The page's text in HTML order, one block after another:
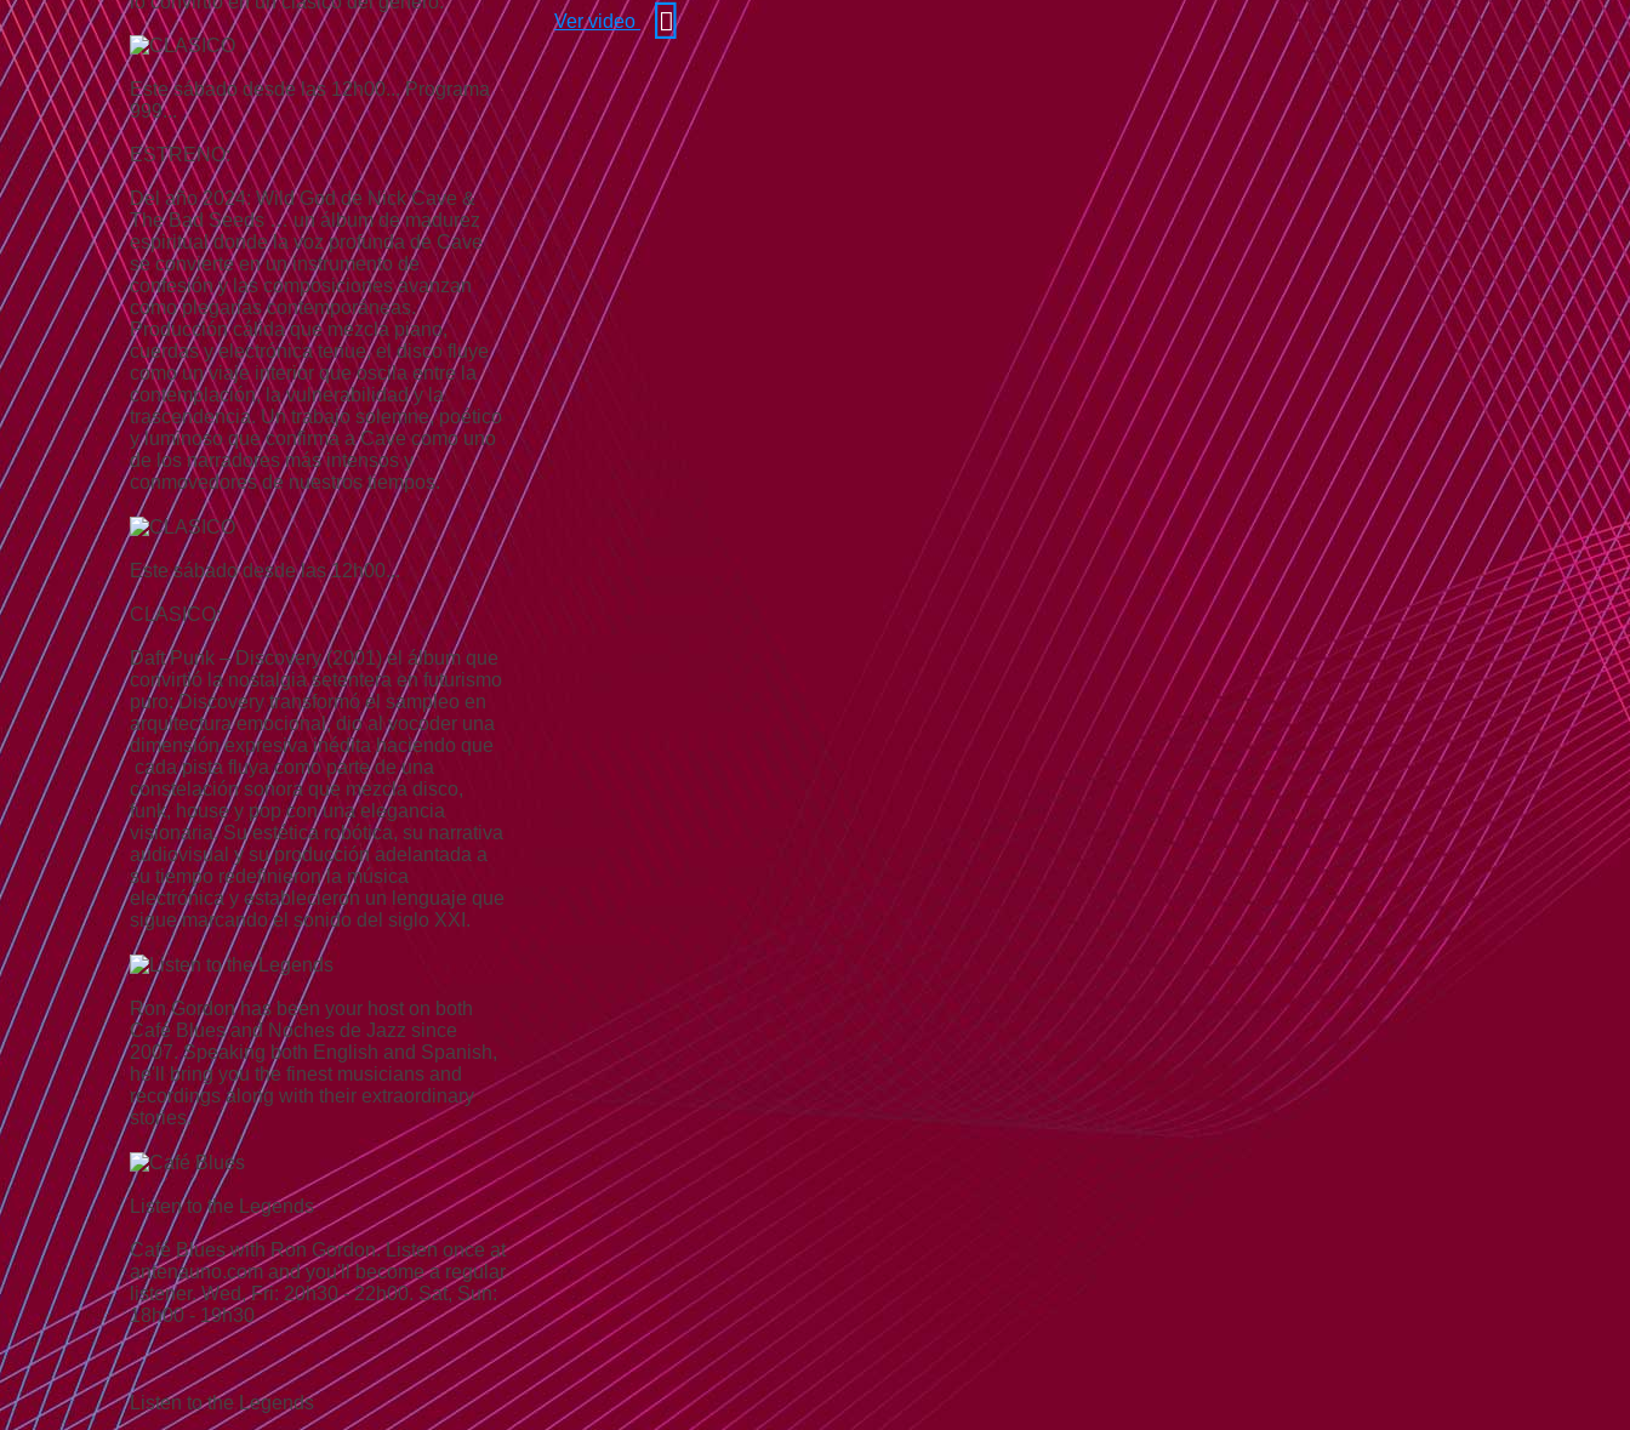
Este sábado desde las 12h00... Programa
999...
ESTRENO:
Del año 2024: Wild God de Nick Cave &
The Bad Seeds … un álbum de madurez
espiritual donde la voz profunda de Cave
se convierte en un instrumento de
confesión y las composiciones avanzan
como plegarias contemporáneas.
Producción cálida que mezcla piano,
cuerdas y electrónica tenue, el disco fluye
como un viaje interior que oscila entre la
contemplación, la vulnerabilidad y la
trascendencia. Un trabajo solemne, poético
y luminoso que confirma a Cave como uno
de los narradores más intensos y
conmovedores de nuestros tiempos.
Este sábado desde las 12h00...
CLASICO:
Daft Punk – Discovery (2001) el álbum que
convirtió la nostalgia setentera en futurismo
puro: Discovery transformó el sampleo en
arquitectura emocional, dio al vocoder una
dimensión expresiva inédita haciendo que
cada pista fluya como parte de una
constelación sonora que mezcla disco,
funk, house y pop con una elegancia
visionaria. Su estética robótica, su narrativa
audiovisual y su producción adelantada a
su tiempo redefinieron la música
electrónica y establecieron un lenguaje que
sigue marcando el sonido del siglo XXI.
Ron Gordon has been your host on both
Café Blues and Noches de Jazz since
2007. Speaking both English and Spanish,
he'll bring you the finest musicians and
recordings along with their extraordinary
stories.
Listen to the Legends
Café Blues with Ron Gordon. Listen once at
antenauno.com and you'll become a regular
listener. Wed, Fri: 20h30 - 22h00. Sat, Sun:
18h00 - 19h30
Listen to the Legends
Ver video